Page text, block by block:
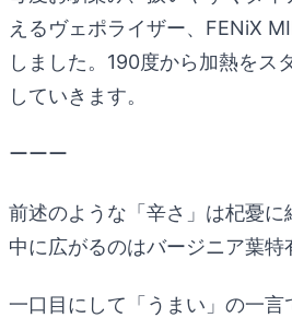
えるヴェポライザー、FENiX
しました。190度から加熱をス
していきます。
ーーー
前述のような「辛さ」は杞憂
中に広がるのはバージニア葉特
一口目にして「うまい」の一言